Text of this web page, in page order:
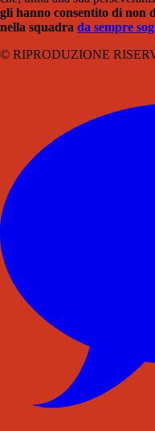
gli hanno consentito di non
nella squadra da sempre
© RIPRODUZIONE